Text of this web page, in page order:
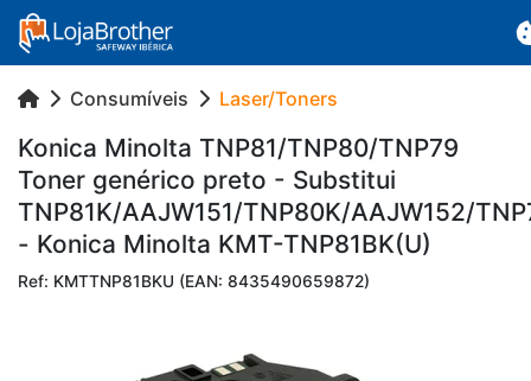
Consumíveis Laser/Toners
Ko­nica Mi­nolta TNP81/TNP80/TNP79
Toner ge­né­rico preto - Subs­titui
TNP81K/AAJW151/TNP80K/AAJW152/
- Ko­nica Mi­nolta KMT-TNP81BK(U)
Ref: KMTTNP81BKU (EAN: 8435490659872)